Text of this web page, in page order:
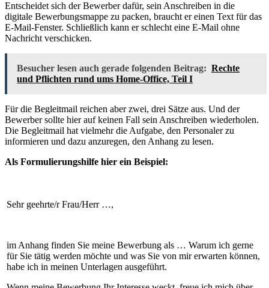
Entscheidet sich der Bewerber dafür, sein Anschreiben in die
digitale Bewerbungsmappe zu packen, braucht er einen Text für das
E-Mail-Fenster. Schließlich kann er schlecht eine E-Mail ohne
Nachricht verschicken.
Besucher lesen auch gerade folgenden Beitrag: Rechte
und Pflichten rund ums Home-Office, Teil I
Für die Begleitmail reichen aber zwei, drei Sätze aus. Und der
Bewerber sollte hier auf keinen Fall sein Anschreiben wiederholen.
Die Begleitmail hat vielmehr die Aufgabe, den Personaler zu
informieren und dazu anzuregen, den Anhang zu lesen.
Als Formulierungshilfe hier ein Beispiel:
Sehr geehrte/r Frau/Herr …,
im Anhang finden Sie meine Bewerbung als … Warum ich gerne
für Sie tätig werden möchte und was Sie von mir erwarten können,
habe ich in meinen Unterlagen ausgeführt.